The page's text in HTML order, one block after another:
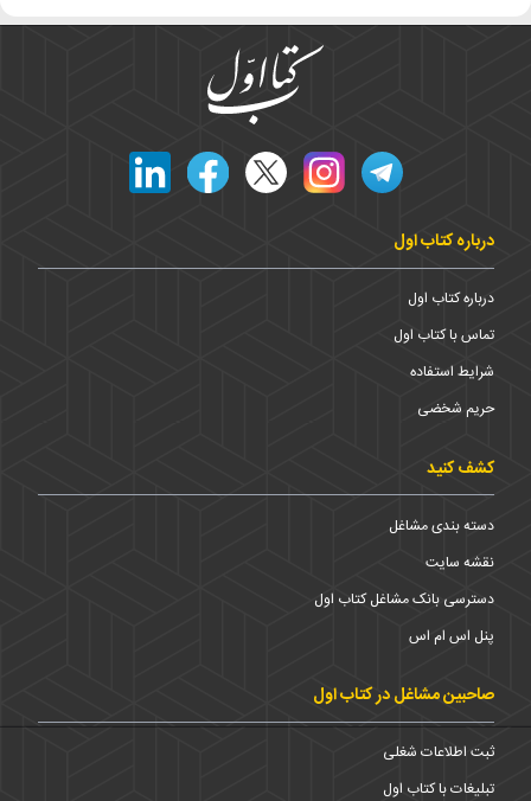
درباره کتاب اول
درباره کتاب اول
تماس با کتاب اول
شرایط استفاده
حریم شخضی
کشف کنید
دسته بندی مشاغل
نقشه سایت
دسترسی بانک مشاغل کتاب اول
پنل اس ام اس
صاحبین مشاغل در کتاب اول
ثبت اطلاعات شغلی
تبلیغات با کتاب اول